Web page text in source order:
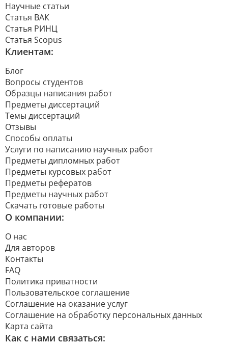
Научные статьи
Статья ВАК
Статья РИНЦ
Статья Scopus
Клиентам:
Блог
Вопросы студентов
Образцы написания работ
Предметы диссертаций
Темы диссертаций
Отзывы
Способы оплаты
Услуги по написанию научных работ
Предметы дипломных работ
Предметы курсовых работ
Предметы рефератов
Предметы научных работ
Скачать готовые работы
О компании:
О нас
Для авторов
Контакты
FAQ
Политика приватности
Пользовательское соглашение
Соглашение на оказание услуг
Соглашение на обработку персональных данных
Карта сайта
Как с нами связаться: